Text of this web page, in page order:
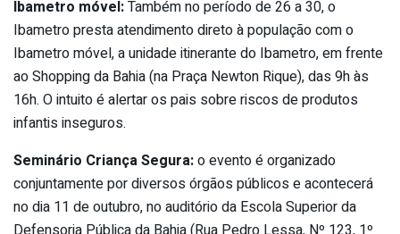
Ibametro móvel:Também no período de 26 a 30, o
Ibametro presta atendimento direto à população com o
Ibametro móvel, a unidade itinerante do Ibametro, em frente
ao Shopping da Bahia (na Praça Newton Rique), das 9h às
16h. O intuito é alertar os pais sobre riscos de produtos
infantis inseguros.
Seminário Criança Segura:o evento é organizado
conjuntamente por diversos órgãos públicos e acontecerá
no dia 11 de outubro, no auditório da Escola Superior da